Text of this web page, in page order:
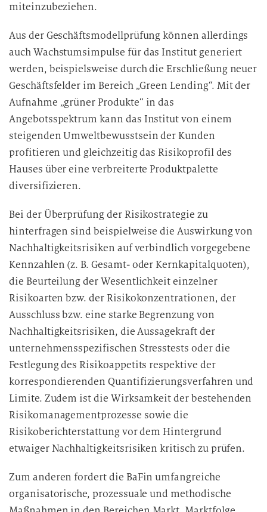
miteinzubeziehen.
Aus der Geschäftsmodellprüfung können allerdings
auch Wachstumsimpulse für das Institut generiert
werden, beispielsweise durch die Erschließung neuer
Geschäftsfelder im Bereich „Green Lending“. Mit der
Aufnahme „grüner Produkte“ in das
Angebotsspektrum kann das Institut von einem
steigenden Umweltbewusstsein der Kunden
profitieren und gleichzeitig das Risikoprofil des
Hauses über eine verbreiterte Produktpalette
diversifizieren.
Bei der Überprüfung der Risikostrategie zu
hinterfragen sind beispielweise die Auswirkung von
Nachhaltigkeitsrisiken auf verbindlich vorgegebene
Kennzahlen (z. B. Gesamt- oder Kernkapitalquoten),
die Beurteilung der Wesentlichkeit einzelner
Risikoarten bzw. der Risikokonzentrationen, der
Ausschluss bzw. eine starke Begrenzung von
Nachhaltigkeitsrisiken, die Aussagekraft der
unternehmensspezifischen Stresstests oder die
Festlegung des Risikoappetits respektive der
korrespondierenden Quantifizierungsverfahren und
Limite. Zudem ist die Wirksamkeit der bestehenden
Risikomanagementprozesse sowie die
Risikoberichterstattung vor dem Hintergrund
etwaiger Nachhaltigkeitsrisiken kritisch zu prüfen.
Zum anderen fordert die BaFin umfangreiche
organisatorische, prozessuale und methodische